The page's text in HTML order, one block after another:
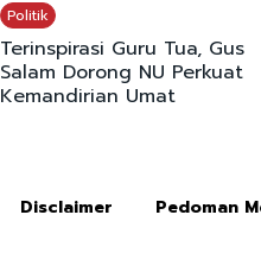
Politik
Terinspirasi Guru Tua, Gus
Salam Dorong NU Perkuat
Kemandirian Umat
Disclaimer Pedoman